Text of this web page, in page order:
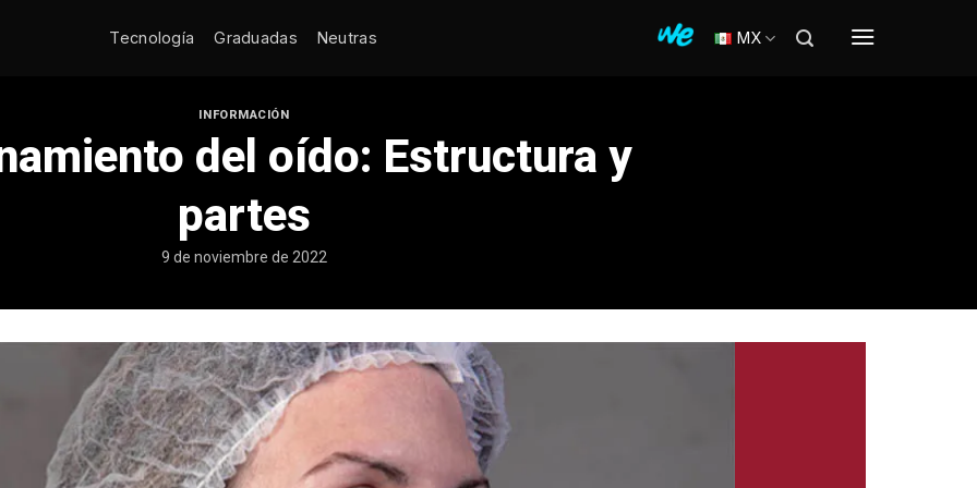
Tecnología Graduadas Neutras MX
INFORMACIÓN
del oído: Estructura y
partes
9 de noviembre de 2022